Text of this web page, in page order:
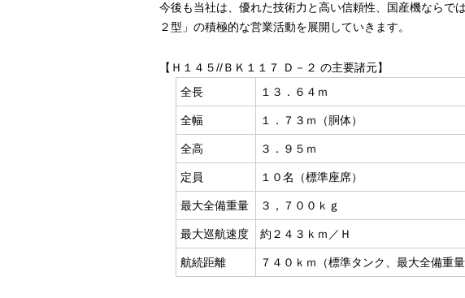
今後も当社は、優れた技術力と高い信頼性、国産機ならで
２型」の積極的な営業活動を展開していきます。
【Ｈ１４５//ＢＫ１１７ Ｄ－２ の主要諸元】
全長
１３．６４ｍ
全幅 １．７３ｍ（胴体）
全高 ３．９５ｍ
定員 １０名（標準座席）
最大全備重量 ３，７００ｋｇ
最大巡航速度 約２４３ｋｍ／Ｈ
航続距離 ７４０ｋｍ（標準タンク、最大全備重